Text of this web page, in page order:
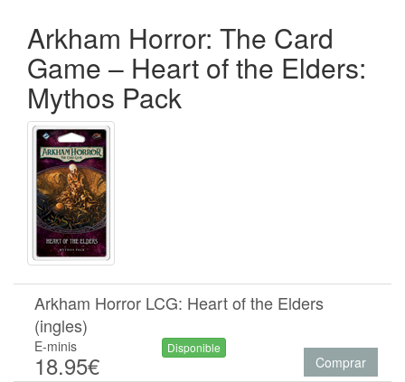
Arkham Horror: The Card
Game – Heart of the Elders:
Mythos Pack
Arkham Horror LCG: Heart of the Elders
(ingles)
E-minis
18.95€
Disponible
Comprar